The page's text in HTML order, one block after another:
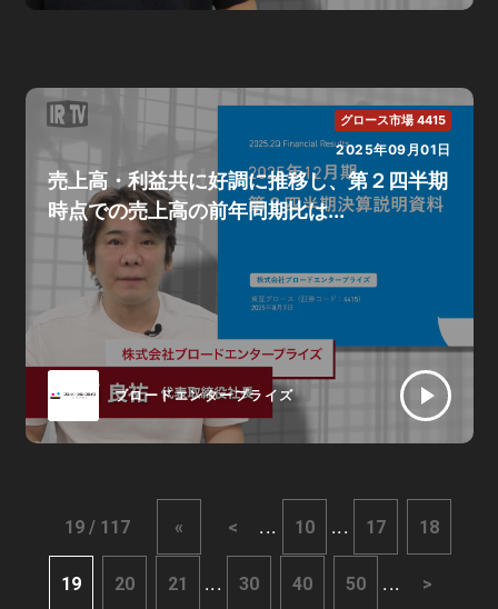
グロース市場 4415
2025年09月01日
ブロードエンタープライズ
売上高・利益共に好調に推移し、第２四半期
時点での売上高の前年同期比は...
19 / 117 « < ... 10 ... 17 18
19 20 21 ... 30 40 50 ... >